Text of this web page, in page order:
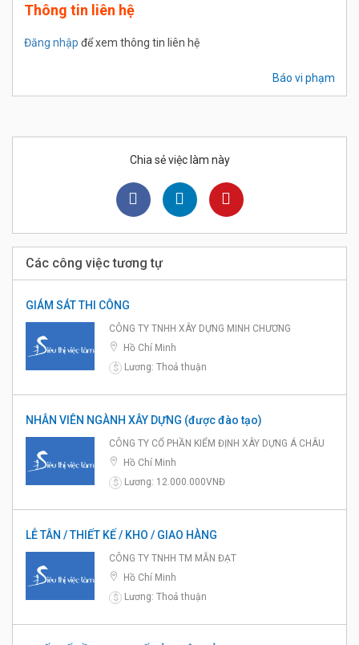
Thông tin liên hệ
Đăng nhập để xem thông tin liên hệ
Báo vi phạm
Chia sẻ việc làm này
Các công việc tương tự
GIÁM SÁT THI CÔNG
CÔNG TY TNHH XÂY DỰNG MINH CHƯƠNG
Hồ Chí Minh
$
Lương: Thoả thuận
NHÂN VIÊN NGÀNH XÂY DỰNG (được đào tạo)
CÔNG TY CỔ PHẦN KIỂM ĐỊNH XÂY DỰNG Á CHÂU
Hồ Chí Minh
$
Lương: 12.000.000VNĐ
LỄ TÂN / THIẾT KẾ / KHO / GIAO HÀNG
CÔNG TY TNHH TM MẪN ĐẠT
Hồ Chí Minh
$
Lương: Thoả thuận